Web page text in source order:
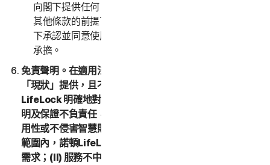
向閣下提供任何 Beta 版功能。在不限制本 LSA 的任何
其他條款的前提下，Beta 版功能依「現狀」提供，閣
下承認並同意使用 Beta 版功能的一切風險由閣下自行
承擔。
免責聲明。在適用法律允許的最大範圍內，(1) 服務依
「現狀」提供，且不含任何其他形式的保固，(2)諾頓
LifeLock 明確地對任何形式之所有其他明示或默示之聲
明及保證不負責任，包括但不限於對適售性、特定用途適
用性或不侵害智慧財產權的保證。在適用法律允許的最大
範圍內，諾頓LifeLock 不額外保證：(I) 服務符合閣下之
需求；(II) 服務不中斷、及時、安全或無錯誤；(III) 因使用